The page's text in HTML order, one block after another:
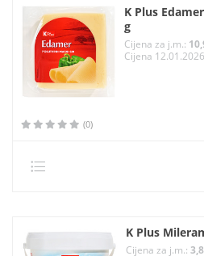
K Plus
g
Cijena za j.m.:
Cijena
(0)
K Plus
Cijena za j.m.: